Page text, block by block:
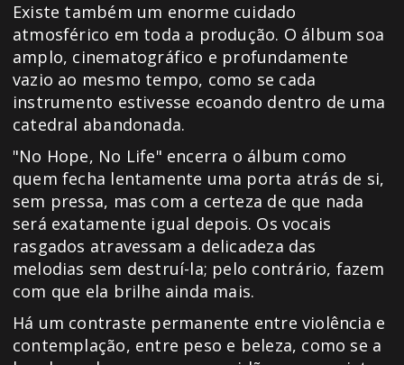
Existe também um enorme cuidado
atmosférico em toda a produção. O álbum soa
amplo, cinematográfico e profundamente
vazio ao mesmo tempo, como se cada
instrumento estivesse ecoando dentro de uma
catedral abandonada.
"No Hope, No Life" encerra o álbum como
quem fecha lentamente uma porta atrás de si,
sem pressa, mas com a certeza de que nada
será exatamente igual depois. Os vocais
rasgados atravessam a delicadeza das
melodias sem destruí-la; pelo contrário, fazem
com que ela brilhe ainda mais.
Há um contraste permanente entre violência e
contemplação, entre peso e beleza, como se a